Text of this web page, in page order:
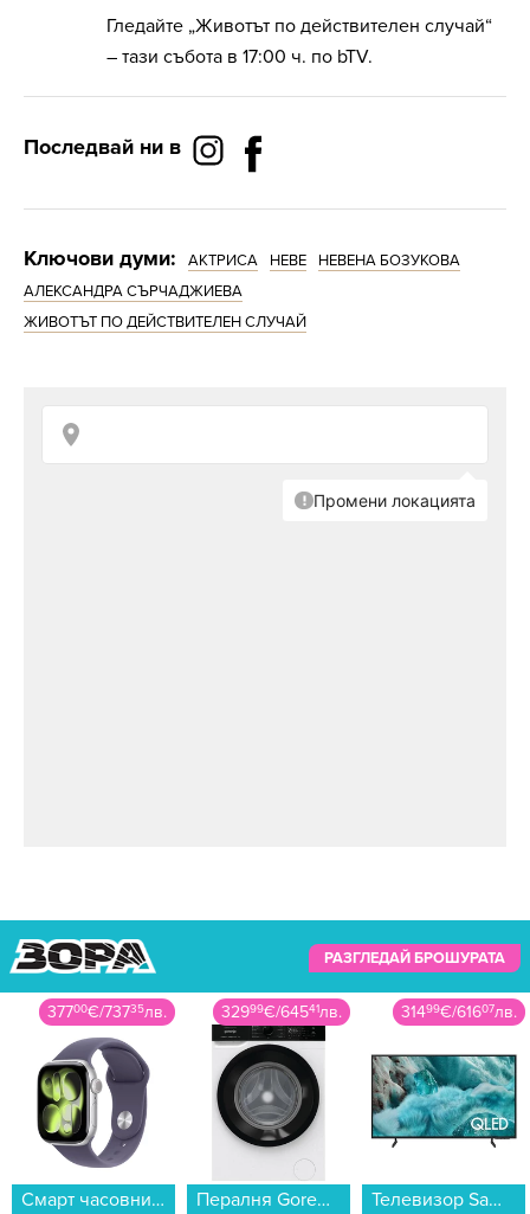
Гледайте „Животът по действителен случай“
– тази събота в 17:00 ч. по bTV.
Последвай ни в
Ключови думи: АКТРИСА НЕВЕ
НЕВЕНА БОЗУКОВА
АЛЕКСАНДРА СЪРЧАДЖИЕВА
ЖИВОТЪТ ПО ДЕЙСТВИТЕЛЕН СЛУЧАЙ
РАЗГЛЕДАЙ БРОШУРАТА
32999€/64541лв.
Пералня Gorenje WNHA74SAS EU , 1400 об./мин., 7.00 kg, A , Бял...
31499€/61607лв.
Телевизор Samsung QE50Q7FAAUXXH , 125 см, 3840x2160 UHD-4K , 50 inch, QLED ...
7999€/15645лв.
Микровълнова фурна Toshiba MW-MM20PWH , 20 Литри, 800 W...